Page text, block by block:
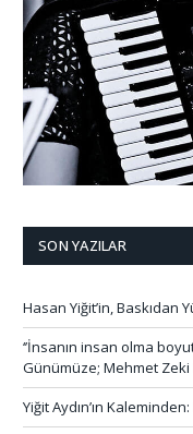
SON YAZILAR
Hasan Yiğit’in,
‘’İnsanın insan olma
Günümüze; Mehmet
Yiğit Aydın’ın